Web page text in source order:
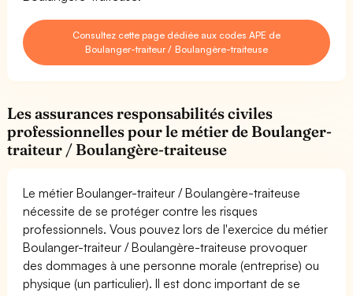
Consultez cette page dédiée aux codes APE de
Boulanger-traiteur / Boulangère-traiteuse
Les assurances responsabilités civiles
professionnelles pour le métier de Boulanger-
traiteur / Boulangère-traiteuse
Le métier Boulanger-traiteur / Boulangère-traiteuse
nécessite de se protéger contre les risques
professionnels. Vous pouvez lors de l'exercice du métier
Boulanger-traiteur / Boulangère-traiteuse provoquer
des dommages à une personne morale (entreprise) ou
physique (un particulier). Il est donc important de se